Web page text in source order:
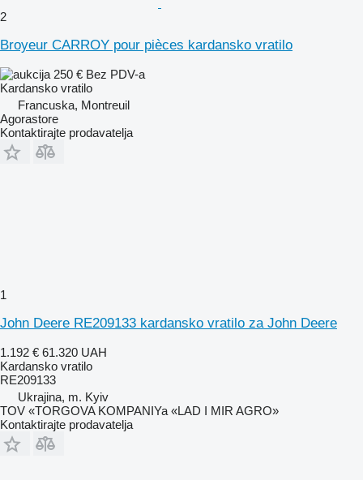
2
Broyeur CARROY pour pièces kardansko vratilo
250 € Bez PDV-a
Kardansko vratilo
Francuska, Montreuil
Agorastore
Kontaktirajte prodavatelja
1
John Deere RE209133 kardansko vratilo za John Deere
1.192 € 61.320 UAH
Kardansko vratilo
RE209133
Ukrajina, m. Kyiv
TOV «TORGOVA KOMPANIYa «LAD I MIR AGRO»
Kontaktirajte prodavatelja